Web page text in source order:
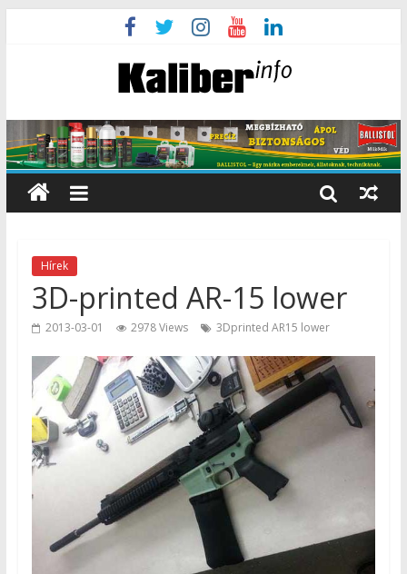
Hírek
3D-printed AR-15 lower
2013-03-01 2978 Views 3Dprinted AR15 lower